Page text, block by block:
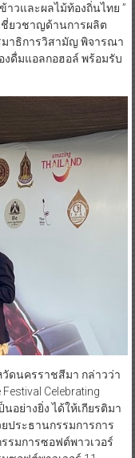
าวและผลไม้ท้องถิ่นไทย ”
ชี่ยวชาญด้านการผลิต
มาธิการวิสามัญ พิจารณา
งดื่มแอลกอฮอล์ พร้อมรับ
ดนครราชสีมา กล่าวว่า
Celebrating
อย่างยิ่ง ได้ให้เกียรติมา
ประธานกรรมการการ
มการซอฟต์พาวเวอร์